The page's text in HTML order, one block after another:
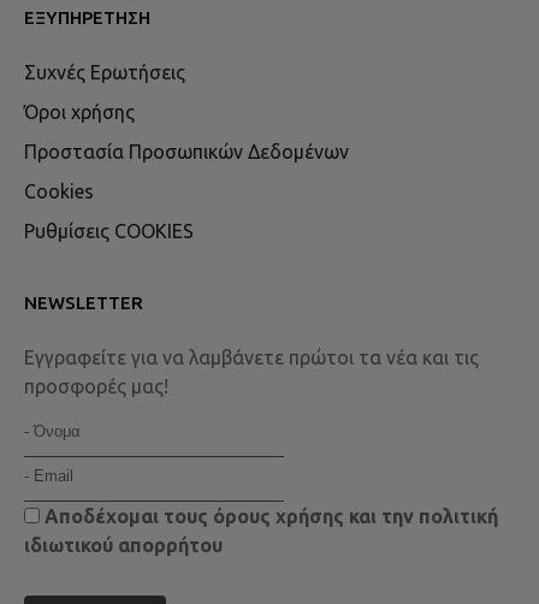
ΕΞΥΠΗΡΈΤΗΣΗ
Συχνές Ερωτήσεις
Όροι χρήσης
Προστασία Προσωπικών Δεδομένων
Cookies
Ρυθμίσεις COOKIES
NEWSLETTER
Εγγραφείτε για να λαμβάνετε πρώτοι τα νέα και τις
προσφορές μας!
Αποδέχομαι τους όρους χρήσης και την πολιτική
ιδιωτικού απορρήτου